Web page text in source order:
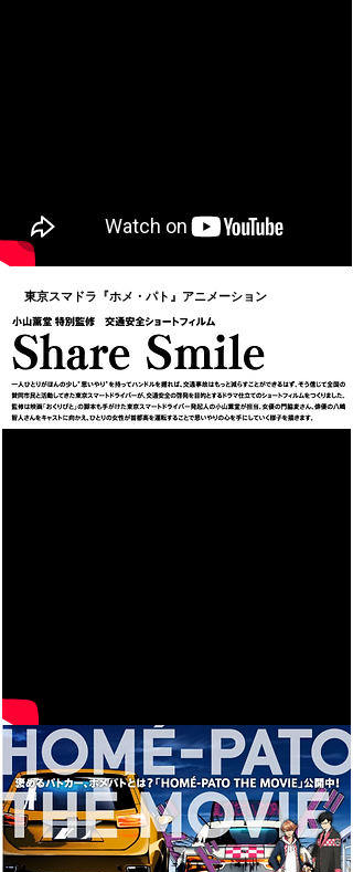
​東京スマドラ 『ホメ・パト』アニメーション